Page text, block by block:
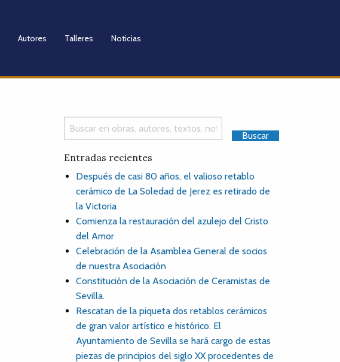
Autores Talleres Noticias
Entradas recientes
Después de casi 80 años, el valioso retablo
cerámico de La Soledad de Jerez es retirado de
la Victoria
Comienza la restauración del azulejo del Cristo
del Amor
Celebración de la Asamblea General de socios
de nuestra Asociación
Constitución de la Asociación de Ceramistas de
Sevilla.
Rescatan de la piqueta dos retablos cerámicos
de gran valor artístico e histórico. El
Ayuntamiento de Sevilla se hará cargo de estas
piezas de principios del siglo XX procedentes de